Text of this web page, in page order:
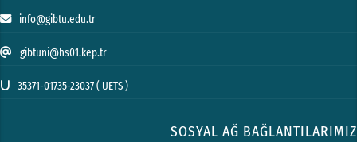
info@gibtu.edu.tr
gibtuni@hs01.kep.tr
35371-01735-23037 ( UETS )
SOSYAL AĞ BAĞLANTILARIMIZ